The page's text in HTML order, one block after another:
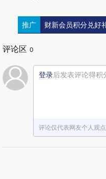
推广 财新会员积分兑好
评论区 0
登录后发表评论得积
评论仅代表网友个人观